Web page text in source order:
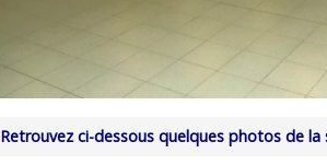
Retrouvez ci-dessous quelques photos de la